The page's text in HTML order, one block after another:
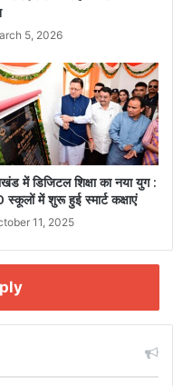
5, 2026
में डिजिटल शिक्षा का नया युग :
में शुरू हुई स्मार्ट कक्षाएं
11, 2025